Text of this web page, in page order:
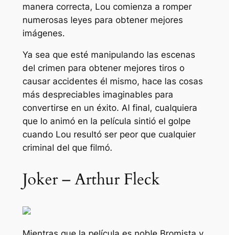
manera correcta, Lou comienza a romper
numerosas leyes para obtener mejores
imágenes.
Ya sea que esté manipulando las escenas
del crimen para obtener mejores tiros o
causar accidentes él mismo, hace las cosas
más despreciables imaginables para
convertirse en un éxito. Al final, cualquiera
que lo animó en la película sintió el golpe
cuando Lou resultó ser peor que cualquier
criminal del que filmó.
Joker – Arthur Fleck